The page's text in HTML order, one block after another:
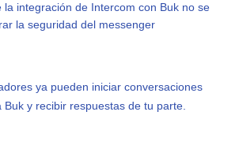
la integración de Intercom con Buk no se
la seguridad del messenger
ya pueden iniciar conversaciones
y recibir respuestas de tu parte.